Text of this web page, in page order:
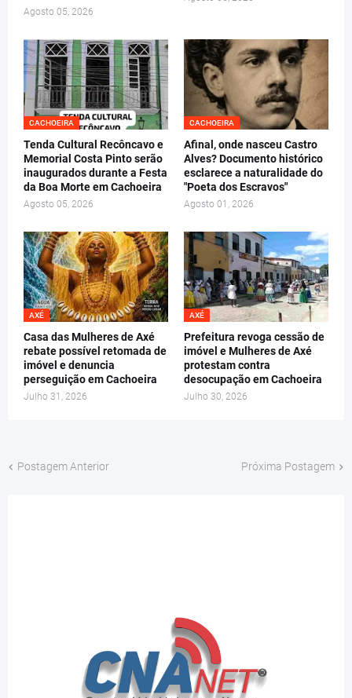
Agosto 05, 2026
CACHOEIRA
Tenda Cultural Recôncavo e
Memorial Costa Pinto serão
inaugurados durante a Festa
da Boa Morte em Cachoeira
Agosto 05, 2026
CACHOEIRA
Afinal, onde nasceu Castro
Alves? Documento histórico
esclarece a naturalidade do
"Poeta dos Escravos"
Agosto 01, 2026
AXÉ
Casa das Mulheres de Axé
rebate possível retomada de
imóvel e denuncia
perseguição em Cachoeira
Julho 31, 2026
AXÉ
Prefeitura revoga cessão de
imóvel e Mulheres de Axé
protestam contra
desocupação em Cachoeira
Julho 30, 2026
Postagem Anterior Próxima Postagem